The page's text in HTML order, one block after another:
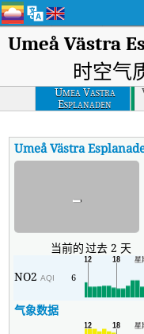
Umeå Västra
时空气
Umea Vastra
Esplanaden
Umeå Västra
-
当前的过去 2 天
NO2AQI 6
气象数据